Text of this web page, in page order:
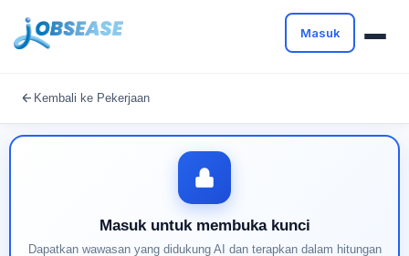
Masuk
Kembali ke Pekerjaan
Masuk untuk membuka kunci
Dapatkan wawasan yang didukung AI dan terapkan dalam hitungan
Buat profil Anda untuk membuka kunci pencocokan